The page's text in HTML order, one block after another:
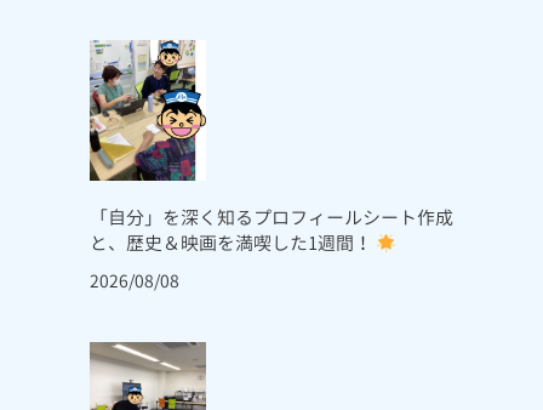
「自分」を深く知るプロフィールシート作成
と、歴史＆映画を満喫した1週間！
2026/08/08